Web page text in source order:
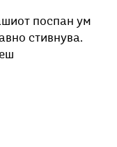
поспан ум
стивнува.